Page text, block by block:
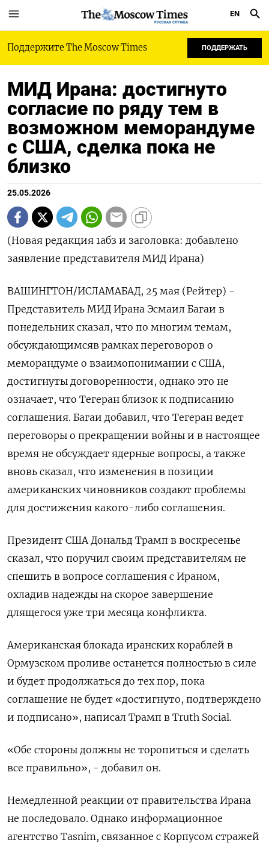
РУССКАЯ СЛУЖБА
EN
Поддержите The Moscow Times ПОДДЕРЖАТЬ
МИД Ирана: достигнуто
согласие по ряду тем в
возможном меморандуме
с США, сделка пока не
близко
25.05.2026
(Новая редакция 1абз и заголовка: добавлено
заявление представителя МИД Ирана)
ВАШИНГТОН/ИСЛАМАБАД, 25 мая (Рейтер) -
Представитель МИД Ирана Эсмаил Багаи в
понедельник сказал, что по многим темам,
обсуждающимсяв рамках переговоров о
‌меморандуме о взаимопонимании с США,
достигнуты договоренности, однако это не
означает, что Тегеран близок к подписанию
соглашения. Багаи добавил, что Тегеран ведет
переговоры о прекращении войны и в ​настоящее
время не обсуждает ​ядерные вопросы, а ​также
вновь сказал, ⁠что изменения в позиции
американских чиновников создают проблемы
для ‌достижения какого-либо соглашения.
Президент США Дональд Трамп ‌в воскресенье
сказал, что поручил своим представителям не
спешить в вопросе соглашения с Ираном, ​
охладив надежды на скорое завершение
длящегося уже три месяца конфликта.
Американская блокада ‌иранских кораблей в
Ормузском проливе останется полностью в силе
и будет ​продолжаться до тех пор, пока
соглашение не будет «достигнуто, подтверждено
и подписано», написал Трамп ‌в Truth Social.
«Обе стороны должны не торопиться и сделать
все правильно», - добавил он.
Немедленной реакции от правительства Ирана
не последовало. Однако ​информационное
агентство Tasnim, ​связанное с Корпусом стражей